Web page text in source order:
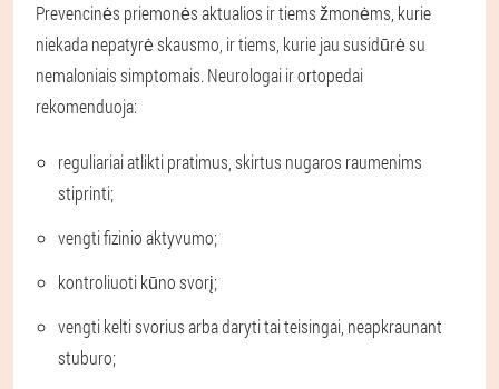
Prevencinės priemonės aktualios ir tiems žmonėms, kurie
niekada nepatyrė skausmo, ir tiems, kurie jau susidūrė su
nemaloniais simptomais. Neurologai ir ortopedai
rekomenduoja:
reguliariai atlikti pratimus, skirtus nugaros raumenims
stiprinti;
vengti fizinio aktyvumo;
kontroliuoti kūno svorį;
vengti kelti svorius arba daryti tai teisingai, neapkraunant
stuburo;